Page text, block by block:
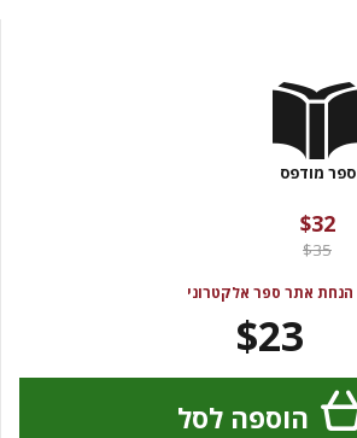
ספר מודפס
$32
$35
הנחת אתר ספר אלקטרוני
$23
הוספה לסל